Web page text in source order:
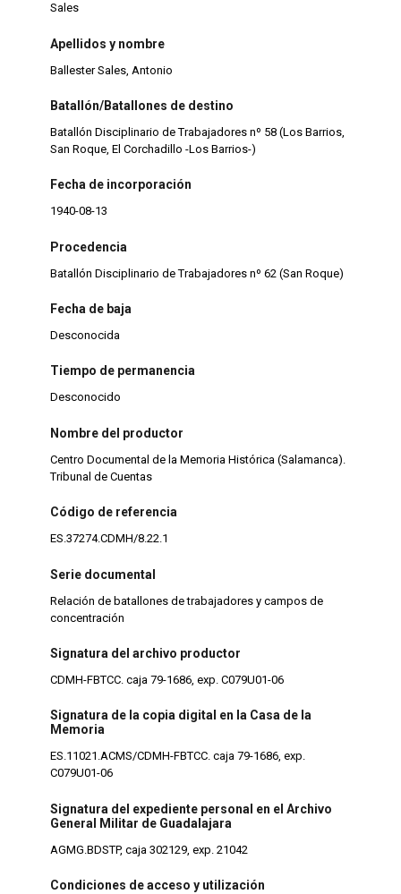
Sales
Apellidos y nombre
Ballester Sales, Antonio
Batallón/Batallones de destino
Batallón Disciplinario de Trabajadores nº 58 (Los Barrios,
San Roque, El Corchadillo -Los Barrios-)
Fecha de incorporación
1940-08-13
Procedencia
Batallón Disciplinario de Trabajadores nº 62 (San Roque)
Fecha de baja
Desconocida
Tiempo de permanencia
Desconocido
Nombre del productor
Centro Documental de la Memoria Histórica (Salamanca).
Tribunal de Cuentas
Código de referencia
ES.37274.CDMH/8.22.1
Serie documental
Relación de batallones de trabajadores y campos de
concentración
Signatura del archivo productor
CDMH-FBTCC. caja 79-1686, exp. C079U01-06
Signatura de la copia digital en la Casa de la
Memoria
ES.11021.ACMS/CDMH-FBTCC. caja 79-1686, exp.
C079U01-06
Signatura del expediente personal en el Archivo
General Militar de Guadalajara
AGMG.BDSTP, caja 302129, exp. 21042
Condiciones de acceso y utilización